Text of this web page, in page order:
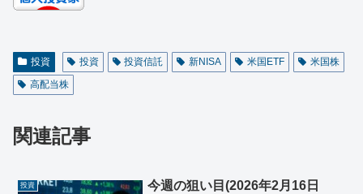
投資 投資 投資信託 新NISA 米国ETF
米国株
高配当株
関連記事
投資
今週の狙い目(2026年2月16日